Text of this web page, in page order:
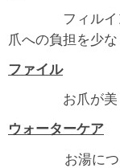
フィルイン:
爪への負担を少
ファイル
お爪が美しく
ウォーターケア
お湯に